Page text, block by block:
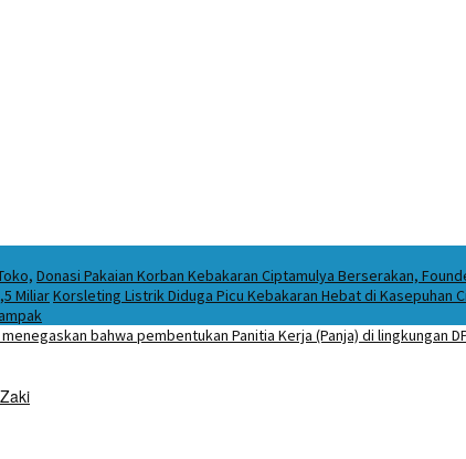
Donasi Pakaian Korban Kebakaran Ciptamulya Berserakan,
MiliarKorsleting Listrik Diduga Picu Kebakaran Hebat di Kasepuhan